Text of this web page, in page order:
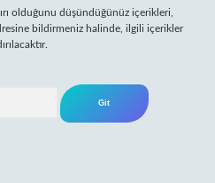
olduğunu düşündüğünüz içerikleri,
bildirmeniz halinde, ilgili içerikler